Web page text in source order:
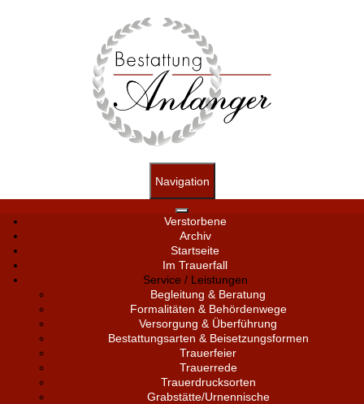
Navigation
Verstorbene
Archiv
Startseite
Im Trauerfall
Service / Leistungen
Begleitung & Beratung
Formalitäten & Behördenwege
Versorgung & Überführung
Bestattungsarten & Beisetzungsformen
Trauerfeier
Trauerrede
Trauerdrucksorten
Grabstätte/Urnennische